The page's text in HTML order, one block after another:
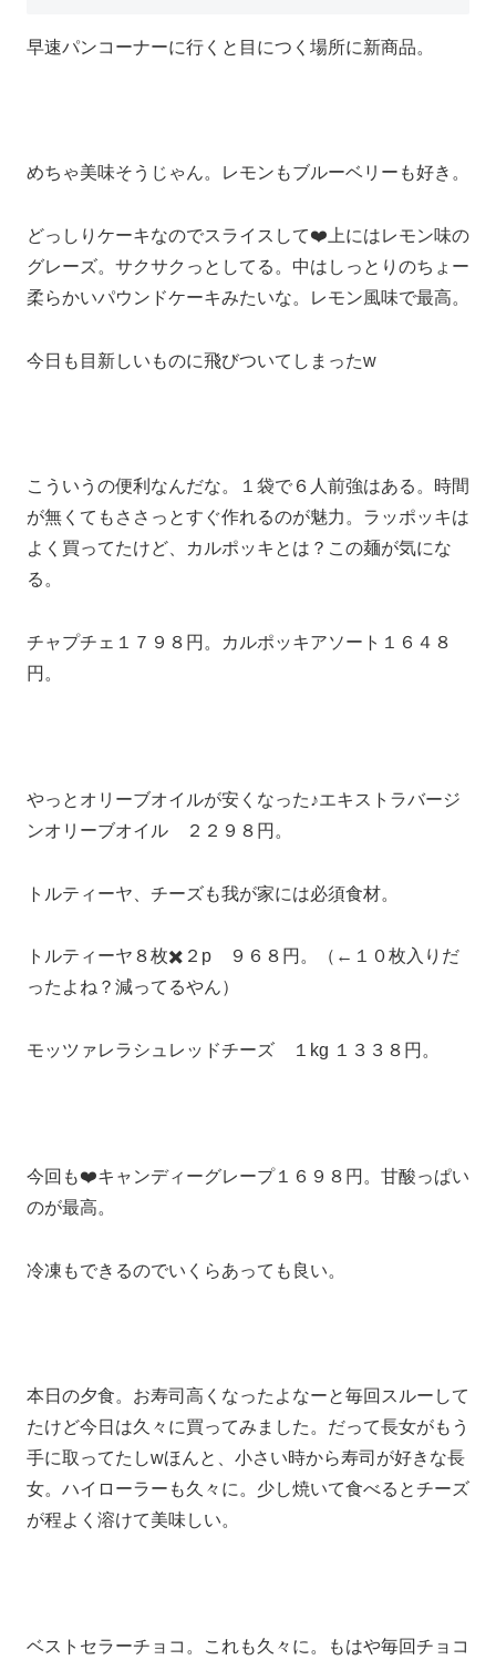
早速パンコーナーに行くと目につく場所に新商品。
めちゃ美味そうじゃん。レモンもブルーベリーも好き。
どっしりケーキなのでスライスして❤️上にはレモン味の
グレーズ。サクサクっとしてる。中はしっとりのちょー
柔らかいパウンドケーキみたいな。レモン風味で最高。
今日も目新しいものに飛びついてしまったw
こういうの便利なんだな。１袋で６人前強はある。時間
が無くてもささっとすぐ作れるのが魅力。ラッポッキは
よく買ってたけど、カルポッキとは？この麺が気にな
る。
チャプチェ１７９８円。カルポッキアソート１６４８
円。
やっとオリーブオイルが安くなった♪エキストラバージ
ンオリーブオイル ２２９８円。
トルティーヤ、チーズも我が家には必須食材。
トルティーヤ８枚✖️２p ９６８円。（←１０枚入りだ
ったよね？減ってるやん）
モッツァレラシュレッドチーズ １kg １３３８円。
今回も❤️キャンディーグレープ１６９８円。甘酸っぱい
のが最高。
冷凍もできるのでいくらあっても良い。
本日の夕食。お寿司高くなったよなーと毎回スルーして
たけど今日は久々に買ってみました。だって長女がもう
手に取ってたしwほんと、小さい時から寿司が好きな長
女。ハイローラーも久々に。少し焼いて食べるとチーズ
が程よく溶けて美味しい。
ベストセラーチョコ。これも久々に。もはや毎回チョコ